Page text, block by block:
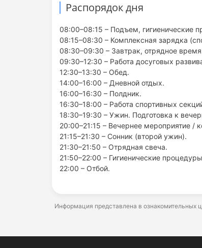
Распорядок дня
08:00–08:15 – Подъем, гигиенические
08:15–08:30 – Комплексная зарядка
08:30–09:30 – Завтрак, отрядное
09:30–12:30 – Работа досуговых
12:30–13:30 – Обед.
14:00–16:00 – Дневной отдых.
16:00–16:30 – Полдник.
16:30–18:00 – Работа спортивных
18:30–19:30 – Ужин. Подготовка к
20:00–21:15 – Вечернее мероприятие /
21:15–21:30 – Сонник (второй ужин).
21:30–21:50 – Отрядная свеча.
21:50–22:00 – Гигиенические
22:00 – Отбой.
Информация представлена в ознакомительных